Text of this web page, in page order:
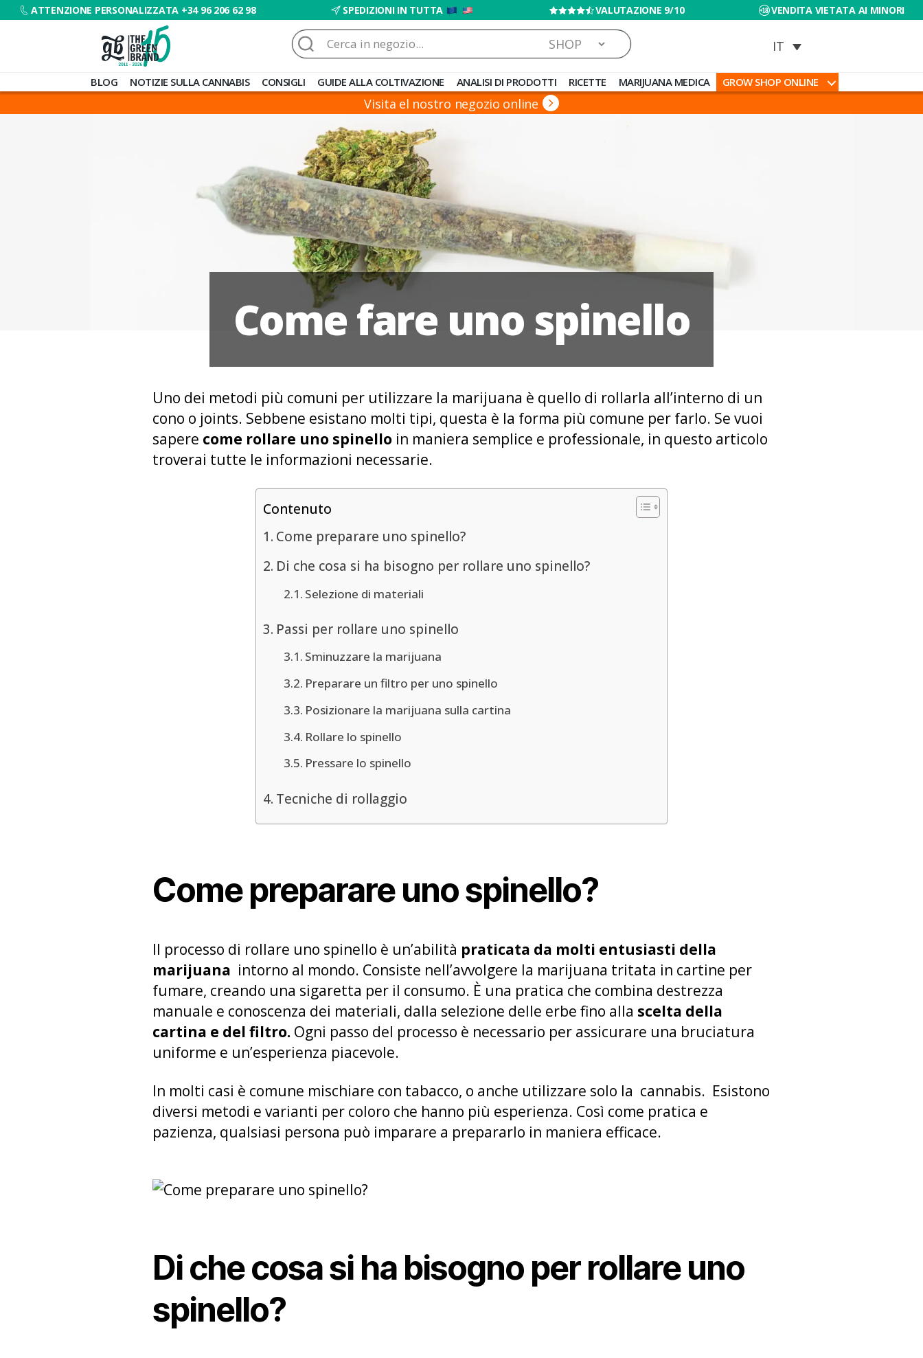
ATTENZIONE PERSONALIZZATA +34 96 206 62 98 SPEDIZIONI IN TUTTA VALUTAZIONE 9/10 VENDITA VIETATA AI MINORI
de
Barato
Cerca:
BLOG NOTIZIE SULLA CANNABIS CONSIGLI GUIDE ALLA COLTIVAZIONE ANALISI DI PRODOTTI RICETTE MARIJUANA MEDICA GROW SHOP ONLINE
Visita el nostro negozio online
Come fare uno spinello
Uno dei metodi più comuni per utilizzare la marijuana è quello di rollarla all’interno di un
cono o joints. Sebbene esistano molti tipi, questa è la forma più comune per farlo. Se vuoi
sapere come rollare uno spinello in maniera semplice e professionale, in questo articolo
troverai tutte le informazioni necessarie.
Contenuto
Come preparare uno spinello?
Di che cosa si ha bisogno per rollare uno spinello?
Selezione di materiali
Passi per rollare uno spinello
Sminuzzare la marijuana
Preparare un filtro per uno spinello
Posizionare la marijuana sulla cartina
Rollare lo spinello
Pressare lo spinello
Tecniche di rollaggio
Come preparare uno spinello?
Il processo di rollare uno spinello è un’abilità praticata da molti entusiasti della
marijuana intorno al mondo. Consiste nell’avvolgere la marijuana tritata in cartine per
fumare, creando una sigaretta per il consumo. È una pratica che combina destrezza
manuale e conoscenza dei materiali, dalla selezione delle erbe fino alla scelta della
cartina e del filtro. Ogni passo del processo è necessario per assicurare una bruciatura
uniforme e un’esperienza piacevole.
In molti casi è comune mischiare con tabacco, o anche utilizzare solo la cannabis. Esistono
diversi metodi e varianti per coloro che hanno più esperienza. Così come pratica e
pazienza, qualsiasi persona può imparare a prepararlo in maniera efficace.
Di che cosa si ha bisogno per rollare uno
spinello?